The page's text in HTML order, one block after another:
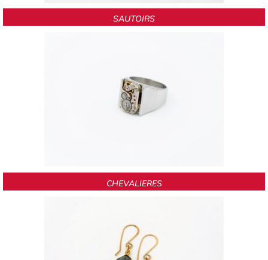
SAUTOIRS
CHEVALIERES